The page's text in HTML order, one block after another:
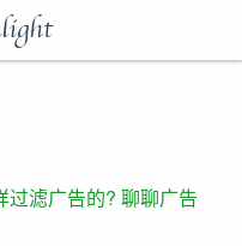
过滤广告的? 聊聊广告